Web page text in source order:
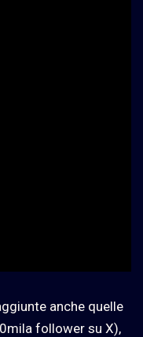
anche quelle
follower su X),